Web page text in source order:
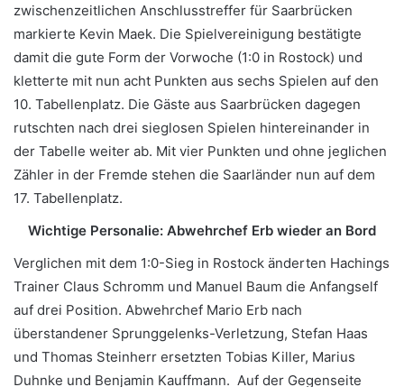
zwischenzeitlichen Anschlusstreffer für Saarbrücken
markierte Kevin Maek. Die Spielvereinigung bestätigte
damit die gute Form der Vorwoche (1:0 in Rostock) und
kletterte mit nun acht Punkten aus sechs Spielen auf den
10. Tabellenplatz. Die Gäste aus Saarbrücken dagegen
rutschten nach drei sieglosen Spielen hintereinander in
der Tabelle weiter ab. Mit vier Punkten und ohne jeglichen
Zähler in der Fremde stehen die Saarländer nun auf dem
17. Tabellenplatz.
Wichtige Personalie: Abwehrchef Erb wieder an Bord
Verglichen mit dem 1:0-Sieg in Rostock änderten Hachings
Trainer Claus Schromm und Manuel Baum die Anfangself
auf drei Position. Abwehrchef Mario Erb nach
überstandener Sprunggelenks-Verletzung, Stefan Haas
und Thomas Steinherr ersetzten Tobias Killer, Marius
Duhnke und Benjamin Kauffmann. Auf der Gegenseite